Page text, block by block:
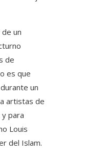
un
de
es que
un
artistas de
para
Louis
del Islam.